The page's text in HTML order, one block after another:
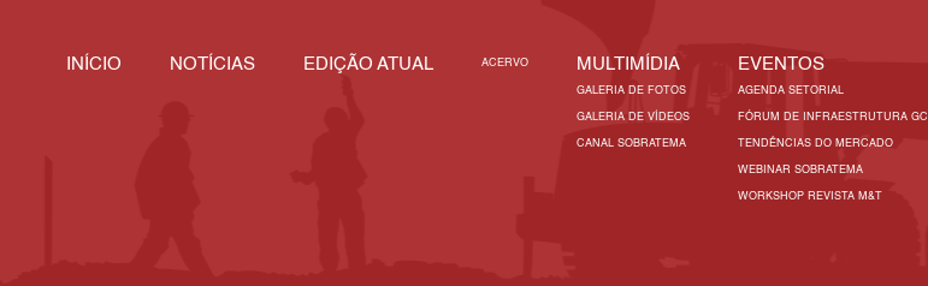
INÍCIO NOTÍCIAS EDIÇÃO ATUAL ACERVO MULTIMÍDIA
GALERIA DE FOTOS
GALERIA DE VÍDEOS
CANAL SOBRATEMA
EVENTOS
AGENDA SETORIAL
FÓRUM DE INFRAESTRUTURA GC
TENDÊNCIAS DO MERCADO
WEBINAR SOBRATEMA
WORKSHOP REVISTA M&T